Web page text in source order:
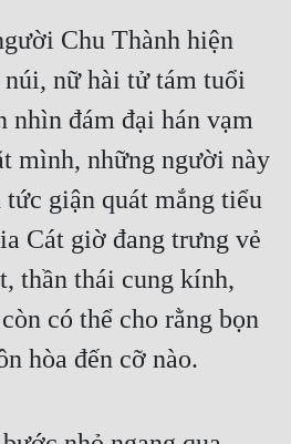
Chu Thành hiện
nữ hài tử tám tuổi
nhìn đám đại hán vạm
mình, những người này
giận quát mắng tiểu
Cát giờ đang trưng vẻ
thần thái cung kính,
có thể cho rằng bọn
hòa đến cỡ nào.